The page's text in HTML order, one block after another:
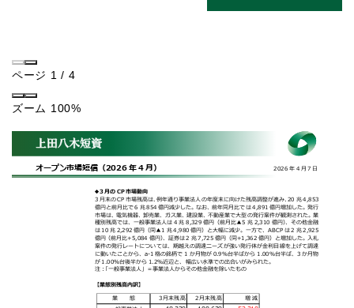
ページ 1 / 4
ズーム 100%